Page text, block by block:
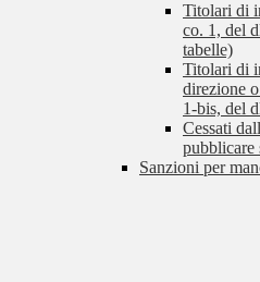
Titolari di
co. 1, del
tabelle)
Titolari di
direzione
1-bis, del
Cessati
pubblicare
Sanzioni per